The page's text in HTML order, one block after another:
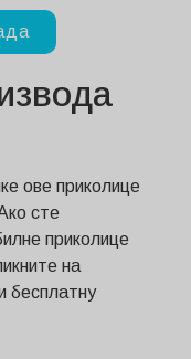
ове приколице
сте
приколице
на
бесплатну